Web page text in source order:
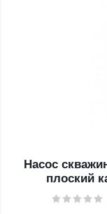
Насос
плоский